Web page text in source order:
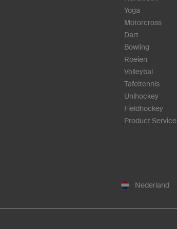
Yoga
Motorcross
Dart
Bowling
Roeien
Volleybal
Tafeltennis
Unihockey
Fieldhockey
Product Service
Nederland